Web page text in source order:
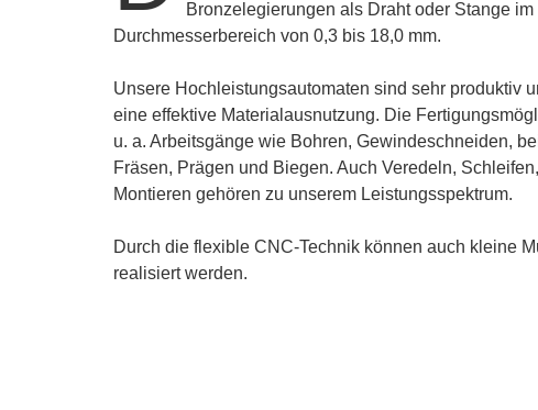
Bronzelegierungen als Draht oder Stange im
Durchmesserbereich von 0,3 bis 18,0 mm.
Unsere Hochleistungsautomaten sind sehr produktiv
eine effektive Materialausnutzung. Die
u. a. Arbeitsgänge wie Bohren, Gewindeschneiden,
Fräsen, Prägen und Biegen. Auch Veredeln,
Montieren gehören zu unserem Leistungsspektrum.
Durch die flexible CNC-Technik können auch kleine
realisiert werden.